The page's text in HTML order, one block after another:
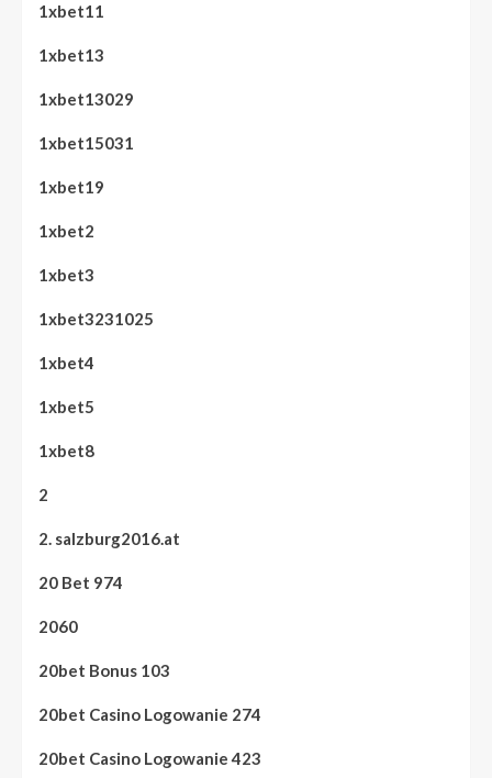
1xbet11
1xbet13
1xbet13029
1xbet15031
1xbet19
1xbet2
1xbet3
1xbet3231025
1xbet4
1xbet5
1xbet8
2
2. salzburg2016.at
20 Bet 974
2060
20bet Bonus 103
20bet Casino Logowanie 274
20bet Casino Logowanie 423